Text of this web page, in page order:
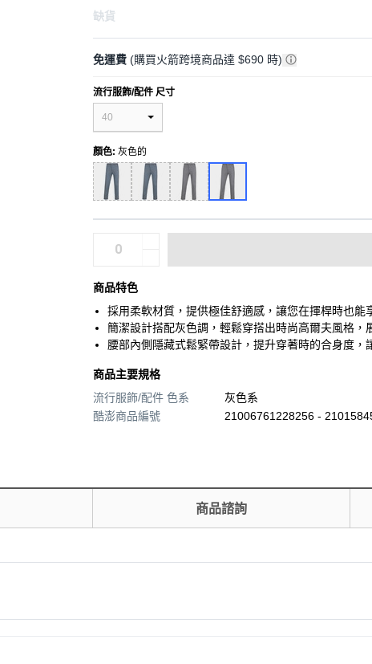
缺貨
免運費 (購買火箭跨境商品達 $690 時)
流行服飾/配件 尺寸
40
顏色: 灰色的
商品特色
採用柔軟材質，提供極佳舒適感，讓您在揮桿時也能
簡潔設計搭配灰色調，輕鬆穿搭出時尚高爾夫風格，
腰部內側隱藏式鬆緊帶設計，提升穿著時的合身度，
商品主要規格
流行服飾/配件 色系
灰色系
酷澎商品編號
21006761228256 -
商品諮詢